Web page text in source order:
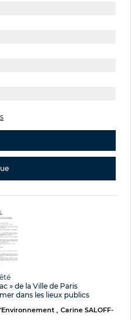
» de la Ville de Paris
dans les lieux publics
Carine SALOFF-